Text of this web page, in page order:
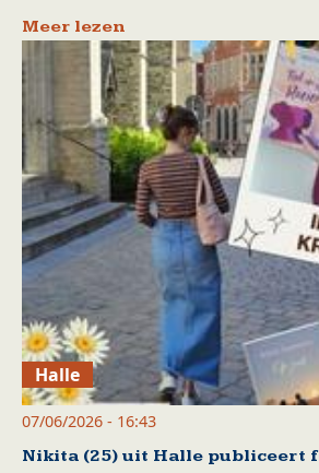
Meer lezen
Halle
07/06/2026 - 16:43
Nikita (25) uit Halle publiceert